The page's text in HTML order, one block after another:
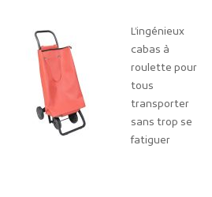
L’ingénieux
cabas à
roulette pour
tous
transporter
sans trop se
fatiguer